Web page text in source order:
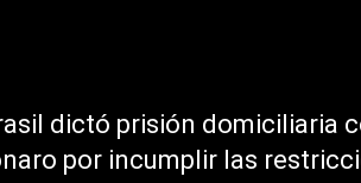
dictó prisión domiciliaria
por incumplir las